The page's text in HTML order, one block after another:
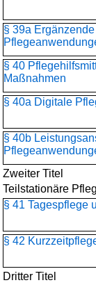
§ 39a
§ 40
Maßnahmen
§ 40a Digitale
§ 40b
Zweiter Titel
Teilstationäre
§ 41 Tagespflege
§ 42
Dritter Titel